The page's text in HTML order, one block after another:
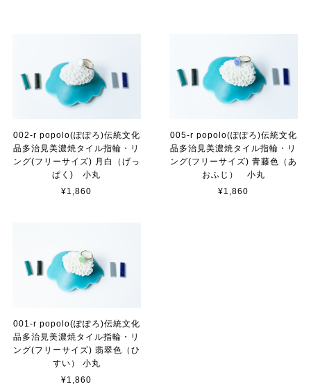
002-r popolo(ぽぽろ)伝統文化
品多治見美濃焼タイル指輪・リ
ング(フリーサイズ) 月白（げっ
ぱく) 小丸
¥1,860
005-r popolo(ぽぽろ)伝統文化
品多治見美濃焼タイル指輪・リ
ング(フリーサイズ) 青藤色（あ
おふじ） 小丸
¥1,860
001-r popolo(ぽぽろ)伝統文化
品多治見美濃焼タイル指輪・リ
ング(フリーサイズ) 翡翠色（ひ
すい） 小丸
¥1,860